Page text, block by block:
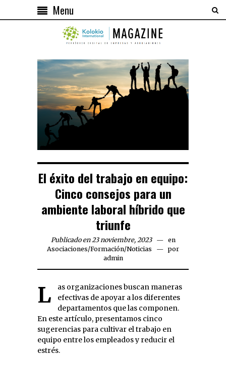
Menu
El éxito del trabajo en equipo:
Cinco consejos para un
ambiente laboral híbrido que
triunfe
Publicado en 23 noviembre, 2023
en
Asociaciones/Formación/Noticias
por
admin
Las organizaciones buscan maneras
efectivas de apoyar a los diferentes
departamentos que las componen.
En este artículo, presentamos cinco
sugerencias para cultivar el trabajo en
equipo entre los empleados y reducir el
estrés.